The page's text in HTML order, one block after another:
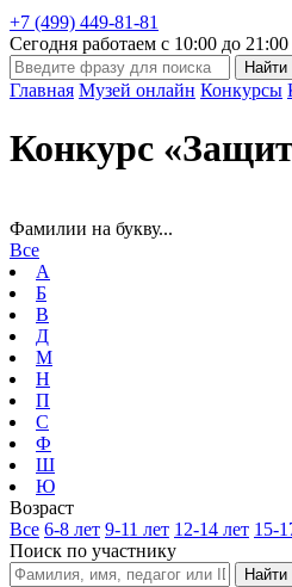
+7 (499) 449-81-81
Сегодня работаем с 10:00 до 21:00
Главная Музей онлайн Конкурсы
Конкурс
Фамилии на букву...
Все
А
Б
В
Д
М
Н
П
С
Ф
Ш
Ю
Возраст
Все 6-8 лет 9-11 лет 12-14 лет 15-
Поиск по участнику
Найти